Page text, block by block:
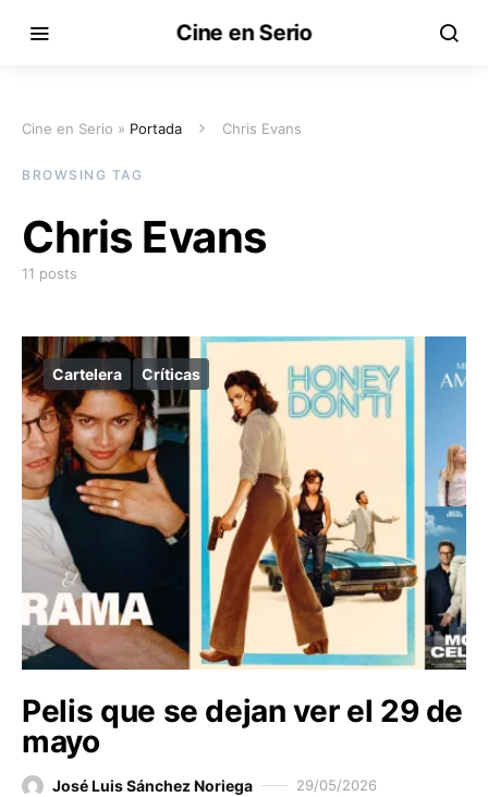
Cine en Serio
Cine en Serio » Portada Chris Evans
BROWSING TAG
Chris Evans
11 posts
Cartelera Críticas
Pelis que se dejan ver el 29 de
mayo
José Luis Sánchez Noriega 29/05/2026